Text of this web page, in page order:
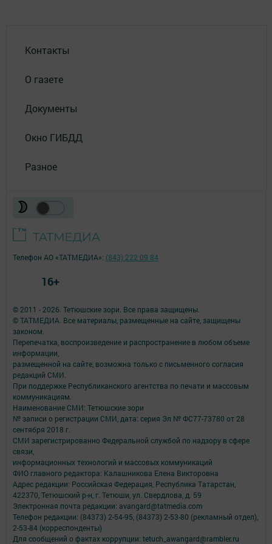
Контакты
О газете
Документы
Окно ГИБДД
Разное
© 2011 - 2026. Тетюшские зори. Все права защищены.
© ТАТМЕДИА. Все материалы, размещенные на сайте, защищены
законом.
Перепечатка, воспроизведение и распространение в любом объеме
информации,
размещенной на сайте, возможна только с письменного согласия
редакций СМИ.
При поддержке Республиканского агентства по печати и массовым
коммуникациям.
Наименование СМИ: Тетюшские зори
№ записи о регистрации СМИ, дата: серия Эл № ФС77-73780 от 28
сентября 2018 г.
СМИ зарегистрированно Федеральной службой по надзору в сфере
связи,
информационных технологий и массовых коммуникаций
ФИО главного редактора: Калашникова Елена Викторовна
Адрес редакции: Российская Федерация, Республика Татарстан,
422370, Тетюшский р-н, г. Тетюши, ул. Свердлова, д. 59
Электронная почта редакции: avangard@tatmedia.com
Телефон редакции: (84373) 2-54-95, (84373) 2-53-80 (рекламный отдел),
2-53-84 (корреспонденты)
Для сообщений о фактах коррупции: tetuch_awangard@rambler.ru
Телефон АО «ТАТМЕДИА»: (843) 222 09 84
16+